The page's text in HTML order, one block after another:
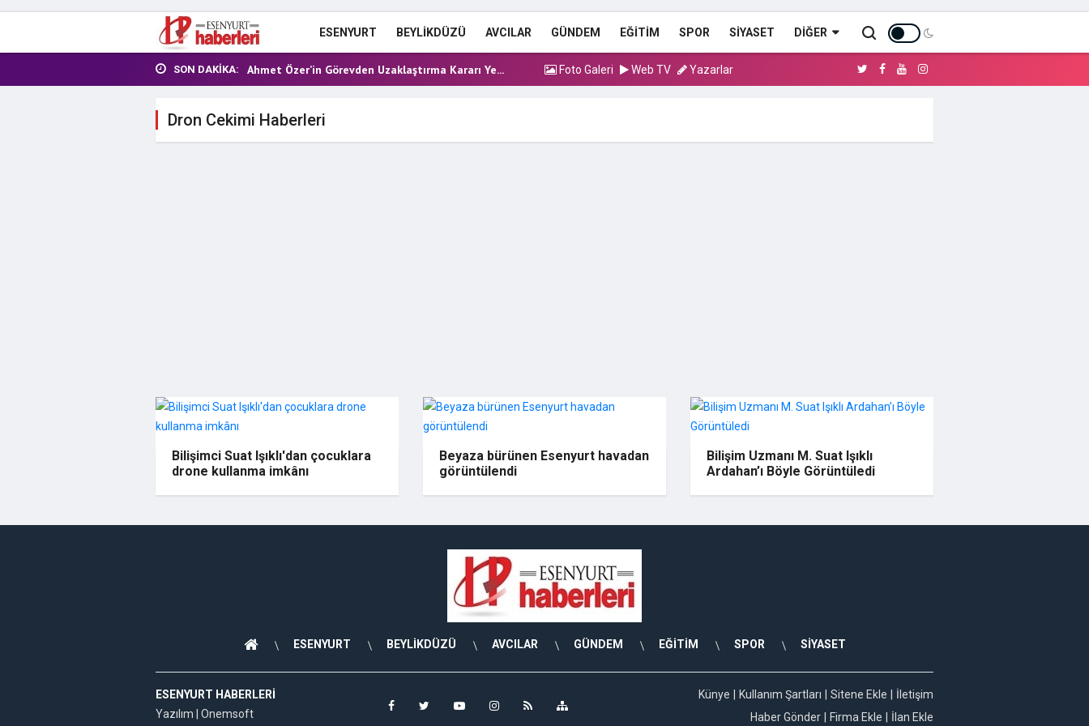
ESENYURT BEYLİKDÜZÜ AVCILAR GÜNDEM EĞİTİM SPOR SİYASET DIĞER
SON DAKIKA:
Esenyurt Recep Tayyip Erdoğan Eğitim Külliyes...
Ahmet Özer’in Görevden Uzaklaştırma Kararı Ye...
Kahramanmaraş'ta okula silahlı saldırı! 1 kiş...
İBB'ye yolsuzluk operasyonunda yeni dalga: 5...
Foto Galeri Web TV Yazarlar
Dron Cekimi Haberleri
Bilişimci Suat Işıklı'dan çocuklara
drone kullanma imkânı
Beyaza bürünen Esenyurt havadan
görüntülendi
Bilişim Uzmanı M. Suat Işıklı
Ardahan’ı Böyle Görüntüledi
ESENYURT BEYLİKDÜZÜ AVCILAR GÜNDEM EĞİTİM SPOR SİYASET
ESENYURT HABERLERI
Yazılım | Onemsoft
Künye Kullanım Şartları Sitene Ekle
İletişim
Haber Gönder
Firma Ekle İlan Ekle